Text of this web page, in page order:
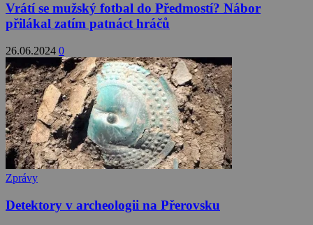
Vrátí se mužský fotbal do Předmostí? Nábor
přilákal zatím patnáct hráčů
26.06.2024 0
Zprávy
Detektory v archeologii na Přerovsku